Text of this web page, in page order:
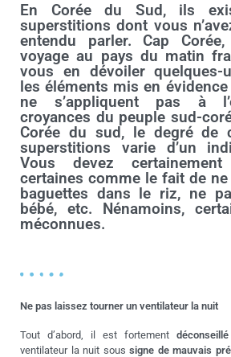
En Corée du Sud, ils
superstitions dont vous
entendu parler. Cap
voyage au pays du matin
vous en dévoiler quelques-
les éléments mis en
ne s’appliquent pas à
croyances du peuple sud-
Corée du sud, le degré de
superstitions varie d’un
Vous devez
certaines comme le fait de
baguettes dans le riz, ne
bébé, etc. Nénamoins,
méconnues.
Ne pas laissez tourner un ventilateur la nuit
Tout d’abord, il est fortement déconseillé
ventilateur la nuit sous signe de mauvais